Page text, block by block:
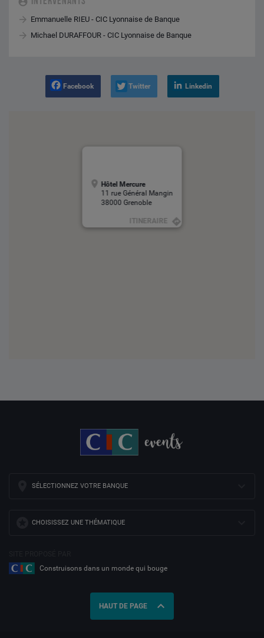
Emmanuelle RIEU - CIC Lyonnaise de Banque
Michael DURAFFOUR - CIC Lyonnaise de Banque
Facebook Twitter Linkedin
Hôtel Mercure
11 rue Général Mangin
38000 Grenoble
ITINERAIRE
SÉLECTIONNEZ VOTRE BANQUE
CHOISISSEZ UNE THÉMATIQUE
Construisons dans un monde qui bouge
HAUT DE PAGE expand_less